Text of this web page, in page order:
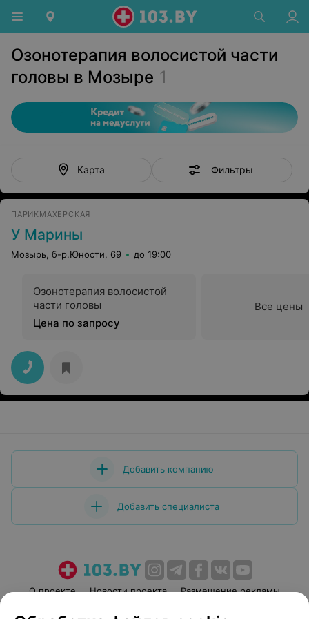
Озонотерапия волосистой части
головы в Мозыре 1
Карта Фильтры
ПАРИКМАХЕРСКАЯ
У Марины
Мозырь, б-р.Юности, 69 до 19:00
Озонотерапия волосистой
части головы
Цена по запросу
Все цены
Добавить компанию
Добавить специалиста
О проекте Новости проекта
Размещение рекламы